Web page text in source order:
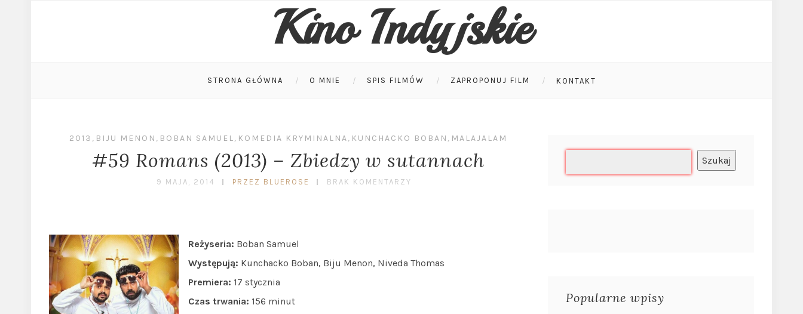
Kino Indyjskie
STRONA GŁÓWNA O MNIE SPIS FILMÓW ZAPROPONUJ FILM KONTAKT
2013 , BIJU MENON , BOBAN SAMUEL, KOMEDIA KRYMINALNA, KUNCHACKO BOBAN , MALAJALAM
#59 Romans (2013) – Zbiedzy w sutannach
9 MAJA, 2014 PRZEZ BLUEROSE BRAK KOMENTARZY
Reżyseria: Boban Samuel
Występują: Kunchacko Boban, Biju Menon, Niveda Thomas
Premiera: 17 stycznia
Czas trwania: 156 minut
Szukaj
Popularne wpisy